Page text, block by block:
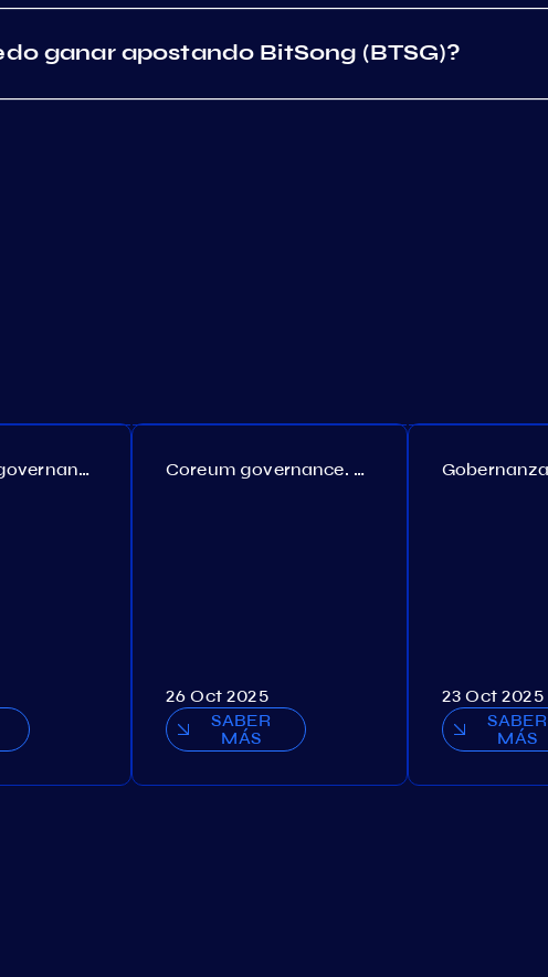
ganar apostando BitSong (BTSG)?
Persistence governance. Proposal №150 Coreum governance. Proposal №22
26 Oct 2025
SABER
MÁS
23 Oct 2025
SABER
MÁS